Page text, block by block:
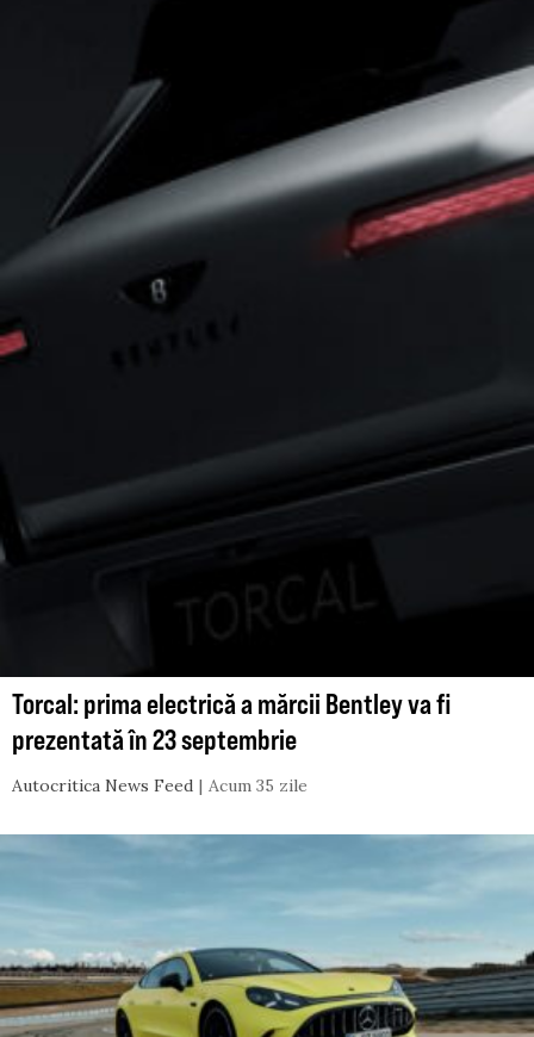
Torcal: prima electrică a mărcii Bentley va fi
prezentată în 23 septembrie
Autocritica News Feed Acum 35 zile